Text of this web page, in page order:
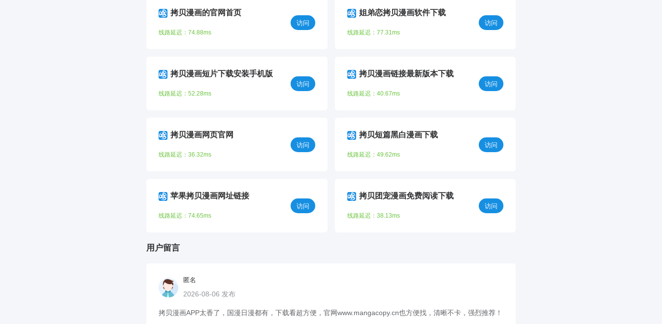
拷贝漫画的官网首页
线路延迟：74.88ms
访问
姐弟恋拷贝漫画软件下载
线路延迟：77.31ms
访问
拷贝漫画短片下载安装手机版
线路延迟：52.28ms
访问
拷贝漫画链接最新版本下载
线路延迟：40.67ms
访问
拷贝漫画网页官网
线路延迟：36.32ms
访问
拷贝短篇黑白漫画下载
线路延迟：49.62ms
访问
苹果拷贝漫画网址链接
线路延迟：74.65ms
访问
拷贝团宠漫画免费阅读下载
线路延迟：38.13ms
访问
用户留言
匿名
2026-08-06 发布
拷贝漫画APP太香了，国漫日漫都有，下载看超方便，官网www.mangacopy.cn也方便找，清晰不卡，强烈推荐！